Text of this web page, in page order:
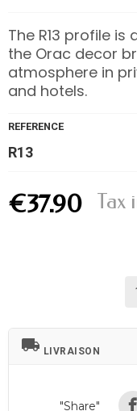
The R13 profile
the Orac decor
atmosphere in
and hotels.
REFERENCE
R13
€37.90 Tax
local_shipping LIVRAISON
"Share"